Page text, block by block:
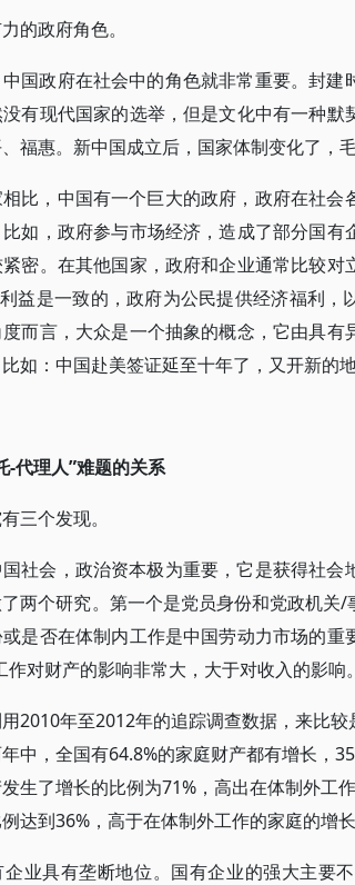
的政府角色。
国政府在社会中的角色就非常重要。封
有现代国家的选举，但是文化中有一种
福惠。新中国成立后，国家体制变化了，
比，中国有一个巨大的政府，政府在社
如，政府参与市场经济，造成了部分国
密。在其他国家，政府和企业通常比较
益是一致的，政府为公民提供经济福利
而言，大众是一个抽象的概念，它由具
如：中国赴美签证延至十年了，又开新的
-代理人”难题的关系
三个发现。
社会，政治资本极为重要，它是获得社
两个研究。第一个是党员身份和党政机关
是否在体制内工作是中国劳动力市场的
对财产的影响非常大，大于对收入的影响。
2010年至2012年的追踪调查数据，来比
中，全国有64.8%的家庭财产都有增长，
生了增长的比例为71%，高出在体制外工
达到36%，高于在体制外工作的家庭的增长
业具有垄断地位。国有企业的强大主要